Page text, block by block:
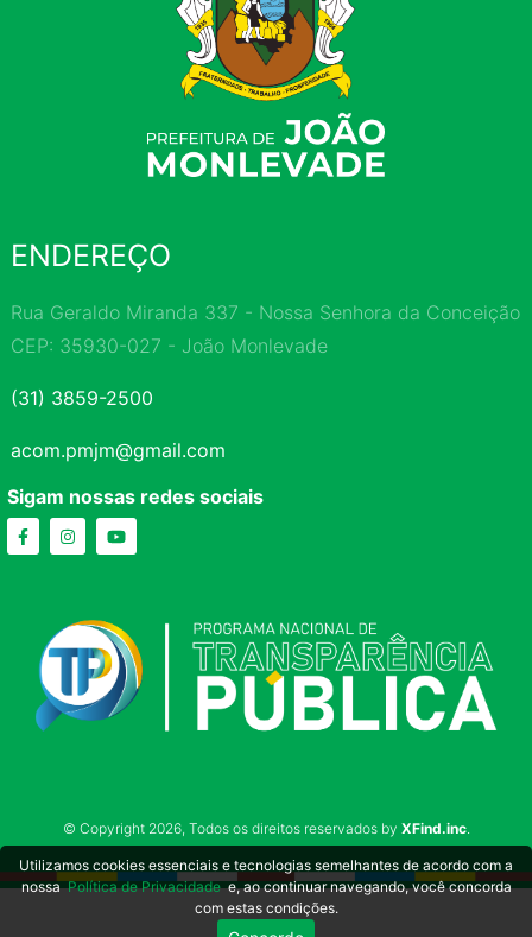
ENDEREÇO
Rua Geraldo Miranda 337 - Nossa Senhora da Conceição
CEP: 35930-027 - João Monlevade
(31) 3859-2500
acom.pmjm@gmail.com
Sigam nossas redes sociais
© Copyright 2026, Todos os direitos reservados by XFind.inc.
Utilizamos cookies essenciais e tecnologias semelhantes de acordo com a
nossaPolítica de Privacidadee, ao continuar navegando, você concorda
com estas condições.